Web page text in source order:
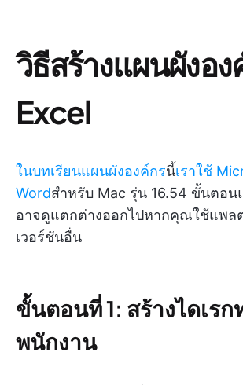
วิธีสร้างแผนผังอ
Excel
ในบทเรียนแผนผังองค์กรนี้เราใช้
Wordสำหรับ Mac รุ่น 16.54 ขั้นตอน
อาจดูแตกต่างออกไปหากคุณใช้แพล
เวอร์ชันอื่น
ขั้นตอนที่ 1: สร้างไดเรก
พนักงาน